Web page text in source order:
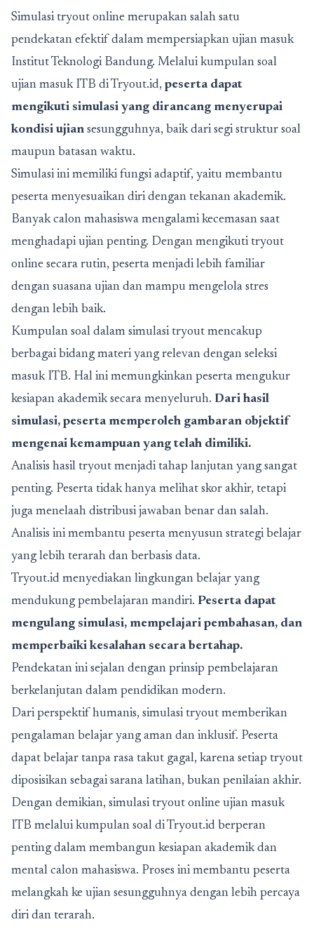
Simulasi tryout online merupakan salah satu
pendekatan efektif dalam mempersiapkan ujian masuk
Institut Teknologi Bandung. Melalui kumpulan soal
ujian masuk ITB di Tryout.id, peserta dapat
mengikuti simulasi yang dirancang menyerupai
kondisi ujian sesungguhnya, baik dari segi struktur soal
maupun batasan waktu.
Simulasi ini memiliki fungsi adaptif, yaitu membantu
peserta menyesuaikan diri dengan tekanan akademik.
Banyak calon mahasiswa mengalami kecemasan saat
menghadapi ujian penting. Dengan mengikuti tryout
online secara rutin, peserta menjadi lebih familiar
dengan suasana ujian dan mampu mengelola stres
dengan lebih baik.
Kumpulan soal dalam simulasi tryout mencakup
berbagai bidang materi yang relevan dengan seleksi
masuk ITB. Hal ini memungkinkan peserta mengukur
kesiapan akademik secara menyeluruh. Dari hasil
simulasi, peserta memperoleh gambaran objektif
mengenai kemampuan yang telah dimiliki.
Analisis hasil tryout menjadi tahap lanjutan yang sangat
penting. Peserta tidak hanya melihat skor akhir, tetapi
juga menelaah distribusi jawaban benar dan salah.
Analisis ini membantu peserta menyusun strategi belajar
yang lebih terarah dan berbasis data.
Tryout.id menyediakan lingkungan belajar yang
mendukung pembelajaran mandiri. Peserta dapat
mengulang simulasi, mempelajari pembahasan, dan
memperbaiki kesalahan secara bertahap.
Pendekatan ini sejalan dengan prinsip pembelajaran
berkelanjutan dalam pendidikan modern.
Dari perspektif humanis, simulasi tryout memberikan
pengalaman belajar yang aman dan inklusif. Peserta
dapat belajar tanpa rasa takut gagal, karena setiap tryout
diposisikan sebagai sarana latihan, bukan penilaian akhir.
Dengan demikian, simulasi tryout online ujian masuk
ITB melalui kumpulan soal di Tryout.id berperan
penting dalam membangun kesiapan akademik dan
mental calon mahasiswa. Proses ini membantu peserta
melangkah ke ujian sesungguhnya dengan lebih percaya
diri dan terarah.